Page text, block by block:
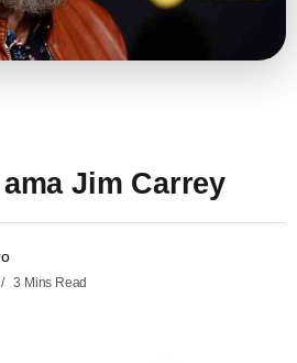
Jim Carrey
3 Mins Read